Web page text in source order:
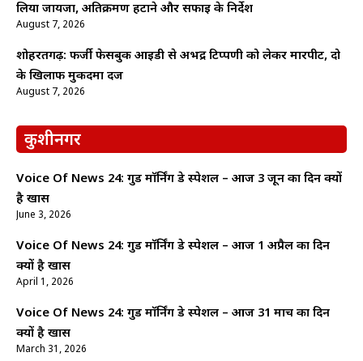
लिया जायजा, अतिक्रमण हटाने और सफाई के निर्देश
August 7, 2026
शोहरतगढ़: फर्जी फेसबुक आईडी से अभद्र टिप्पणी को लेकर मारपीट, दो
के खिलाफ मुकदमा दर्ज
August 7, 2026
कुशीनगर
Voice Of News 24: गुड माॅर्निंग डे स्पेशल – आज 3 जून का दिन क्यों
है खास
June 3, 2026
Voice Of News 24: गुड माॅर्निंग डे स्पेशल – आज 1 अप्रैल का दिन
क्यों है खास
April 1, 2026
Voice Of News 24: गुड माॅर्निंग डे स्पेशल – आज 31 मार्च का दिन
क्यों है खास
March 31, 2026